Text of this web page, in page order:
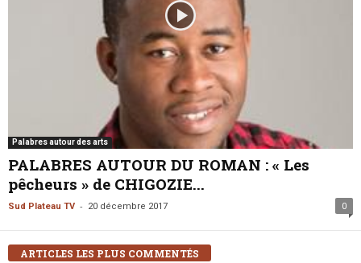
Palabres autour des arts
PALABRES AUTOUR DU ROMAN : « Les
pêcheurs » de CHIGOZIE...
Sud Plateau TV - 20 décembre 2017 0
ARTICLES LES PLUS COMMENTÉS